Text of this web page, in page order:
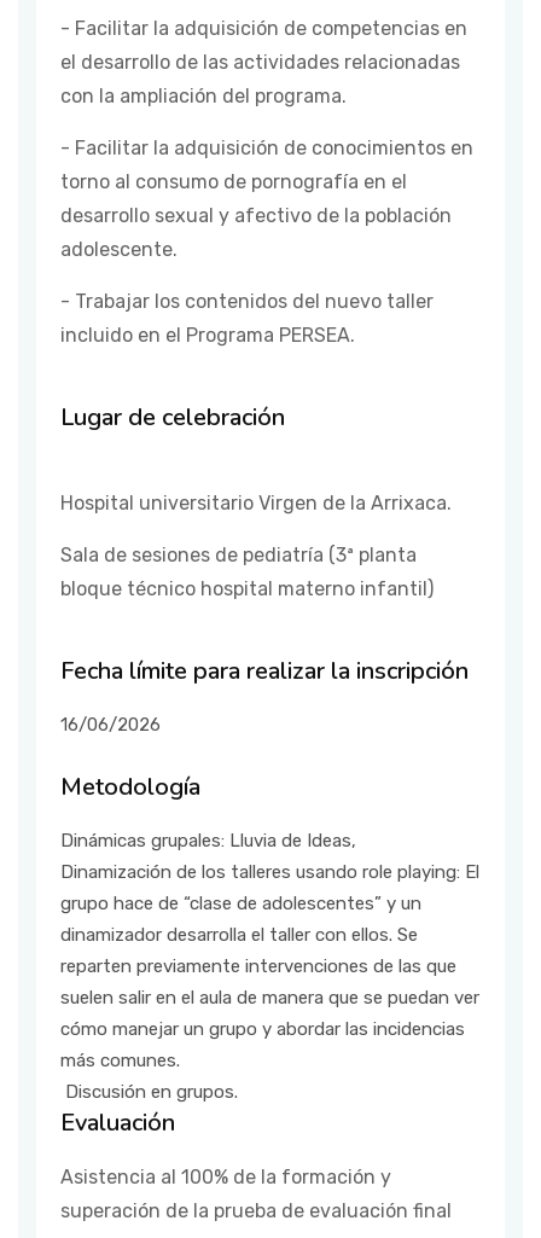
- Facilitar la adquisición de competencias en
el desarrollo de las actividades relacionadas
con la ampliación del programa.
- Facilitar la adquisición de conocimientos en
torno al consumo de pornografía en el
desarrollo sexual y afectivo de la población
adolescente.
- Trabajar los contenidos del nuevo taller
incluido en el Programa PERSEA.
Lugar de celebración
Hospital universitario Virgen de la Arrixaca.
Sala de sesiones de pediatría (3ª planta
bloque técnico hospital materno infantil)
Fecha límite para realizar la inscripción
16/06/2026
Metodología
Dinámicas grupales: Lluvia de Ideas,
Dinamización de los talleres usando role playing: El
grupo hace de “clase de adolescentes” y un
dinamizador desarrolla el taller con ellos. Se
reparten previamente intervenciones de las que
suelen salir en el aula de manera que se puedan ver
cómo manejar un grupo y abordar las incidencias
más comunes.
Discusión en grupos.
Evaluación
Asistencia al 100% de la formación y
superación de la prueba de evaluación final